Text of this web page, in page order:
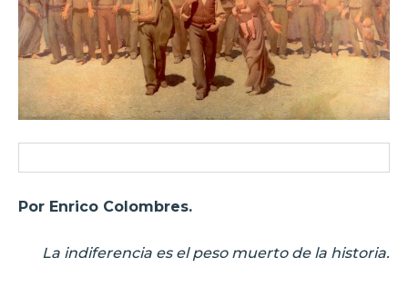
Por Enrico Colombres.
La indiferencia es el peso muerto de la historia.